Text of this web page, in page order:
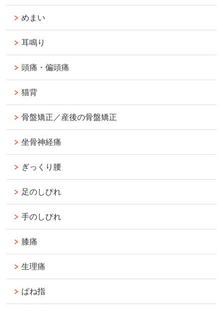
めまい
耳鳴り
頭痛・偏頭痛
猫背
骨盤矯正／産後の骨盤矯正
坐骨神経痛
ぎっくり腰
足のしびれ
手のしびれ
膝痛
生理痛
ばね指